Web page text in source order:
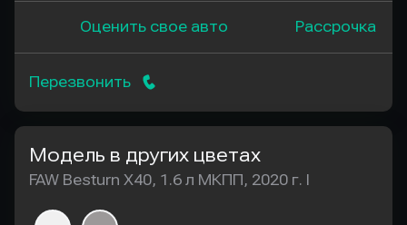
Оценить свое авто Рассрочка
Перезвонить
Модель в других цветах
FAW Besturn X40, 1.6 л МКПП, 2020 г. I